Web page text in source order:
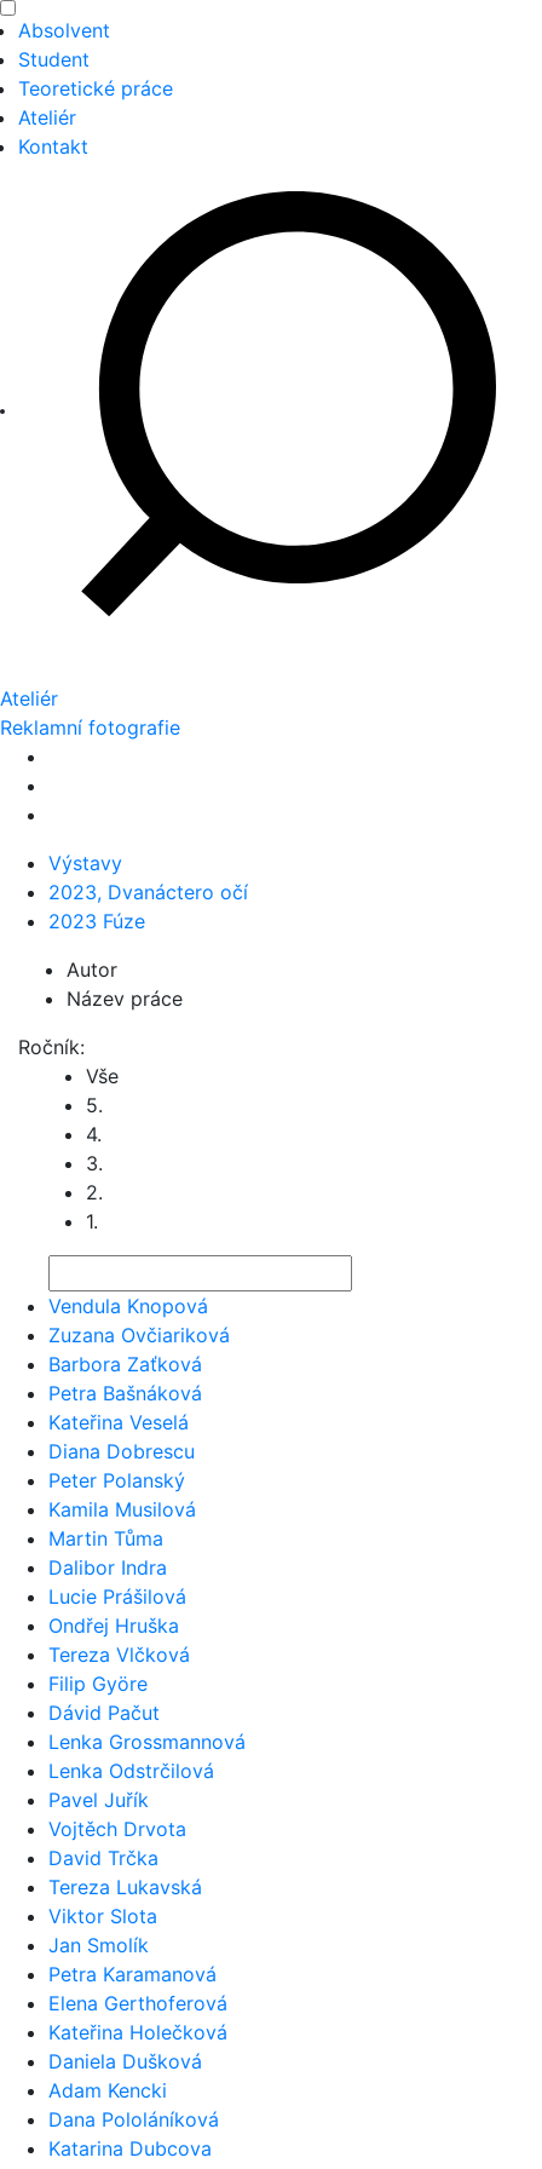
Absolvent
Student
Teoretické práce
Ateliér
Kontakt
Ateliér
Reklamní fotografie
Výstavy
2023, Dvanáctero očí
2023 Fúze
Autor
Název práce
Ročník:
Vše
5.
4.
3.
2.
1.
Vendula Knopová
Zuzana Ovčiariková
Barbora Zaťková
Petra Bašnáková
Kateřina Veselá
Diana Dobrescu
Peter Polanský
Kamila Musilová
Martin Tůma
Dalibor Indra
Lucie Prášilová
Ondřej Hruška
Tereza Vlčková
Filip Györe
Dávid Pačut
Lenka Grossmannová
Lenka Odstrčilová
Pavel Juřík
Vojtěch Drvota
David Trčka
Tereza Lukavská
Viktor Slota
Jan Smolík
Petra Karamanová
Elena Gerthoferová
Kateřina Holečková
Daniela Dušková
Adam Kencki
Dana Pololáníková
Katarina Dubcova